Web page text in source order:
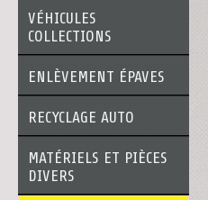
VÉHICULES
COLLECTIONS
ENLÈVEMENT ÉPAVES
RECYCLAGE AUTO
MATÉRIELS ET PIÈCES
DIVERS